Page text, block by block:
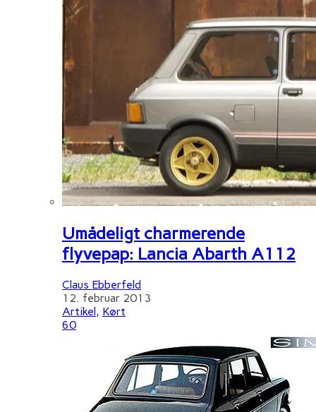
Umådeligt charmerende
flyvepap: Lancia Abarth A112
Claus Ebberfeld
12. februar 2013
Artikel, Kørt
60